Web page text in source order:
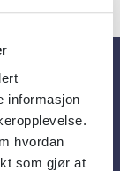
informasjon
hvordan
som gjør at